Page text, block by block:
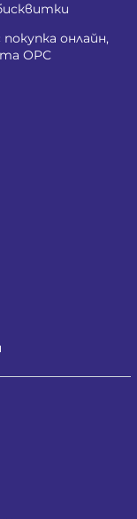
онлайн,
ОРС